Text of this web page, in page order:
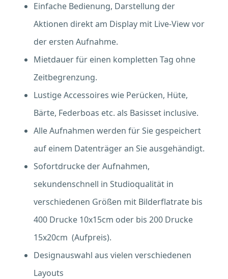
Einfache Bedienung, Darstellung der
Aktionen direkt am Display mit Live-View vor
der ersten Aufnahme.
Mietdauer für einen kompletten Tag ohne
Zeitbegrenzung.
Lustige Accessoires wie Perücken, Hüte,
Bärte, Federboas etc. als Basisset inclusive.
Alle Aufnahmen werden für Sie gespeichert
auf einem Datenträger an Sie ausgehändigt.
Sofortdrucke der Aufnahmen,
sekundenschnell in Studioqualität in
verschiedenen Größen mit Bilderflatrate bis
400 Drucke 10x15cm oder bis 200 Drucke
15x20cm (Aufpreis).
Designauswahl aus vielen verschiedenen
Layouts